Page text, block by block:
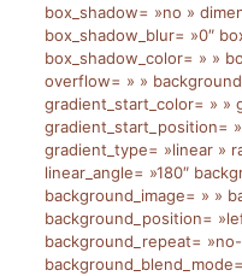
box_shadow= »no »
box_shadow_blur= »0″
box_shadow_color= » »
overflow= » »
gradient_start_color= » »
gradient_start_position=
gradient_type= »linear »
linear_angle= »180″
background_image= » »
background_position=
background_repeat=